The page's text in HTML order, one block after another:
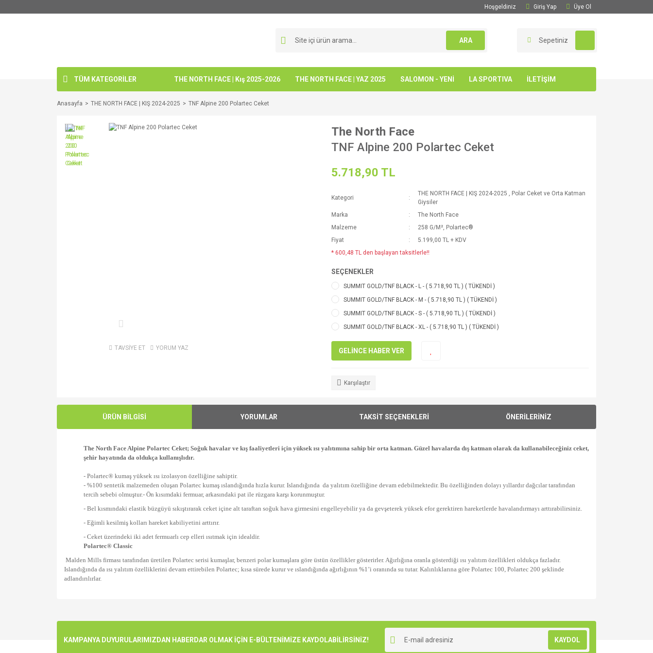
Hoşgeldiniz Giriş Yap Üye Ol
ARA Sepetiniz
TÜM KATEGORİLER THE NORTH FACE | Kış 2025-2026 THE NORTH FACE | YAZ 2025 SALOMON - YENİ LA SPORTIVA İLETİŞİM
Anasayfa THE NORTH FACE | KIŞ 2024-2025 TNF Alpine 200 Polartec Ceket
TAVSİYE ET YORUM YAZ
The North Face
TNF Alpine 200 Polartec Ceket
5.718,90 TL
Kategori
THE NORTH FACE | KIŞ 2024-2025 , Polar Ceket ve Orta Katman
Giysiler
Marka
The North Face
Malzeme
258 G/M², Polartec®
Fiyat
5.199,00 TL + KDV
* 600,48 TL den başlayan taksitlerle!!
SEÇENEKLER
SUMMIT GOLD/TNF BLACK - L - ( 5.718,90 TL ) ( TÜKENDİ )
SUMMIT GOLD/TNF BLACK - M - ( 5.718,90 TL ) ( TÜKENDİ )
SUMMIT GOLD/TNF BLACK - S - ( 5.718,90 TL ) ( TÜKENDİ )
SUMMIT GOLD/TNF BLACK - XL - ( 5.718,90 TL ) ( TÜKENDİ )
GELİNCE HABER VER
Karşılaştır
ÜRÜN BİLGİSİ YORUMLAR TAKSİT SEÇENEKLERİ ÖNERİLERİNİZ
The North Face Alpine Polartec Ceket; Soğuk havalar ve kış faaliyetleri için yüksek ısı yalıtımına sahip bir orta katman. Güzel havalarda dış katman olarak da kullanabileceğiniz ceket,
şehir hayatında da oldukça kullanışlıdır.
- Polartec® kumaş yüksek ısı izolasyon özelliğine sahiptir.
- %100 sentetik malzemeden oluşan Polartec kumaş ıslandığında hızla kurur. Islandığında da yalıtım özelliğine devam edebilmektedir. Bu özelliğinden dolayı yıllardır dağcılar tarafından
tercih sebebi olmuştur.- Ön kısımdaki fermuar, arkasındaki pat ile rüzgara karşı korunmuştur.
- Bel kısmındaki elastik büzgüyü sıkıştırarak ceket içine alt taraftan soğuk hava girmesini engelleyebilir ya da gevşeterek yüksek efor gerektiren hareketlerde havalandırmayı arttırabilirsiniz.
- Eğimli kesilmiş kolları hareket kabiliyetini arttırır.
- Ceket üzerindeki iki adet fermuarlı cep elleri ısıtmak için idealdir.
Polartec® Classic
Malden Mills firması tarafından üretilen Polartec serisi kumaşlar, benzeri polar kumaşlara göre üstün özellikler gösterirler. Ağırlığına oranla gösterdiği ısı yalıtım özellikleri oldukça fazladır.
Islandığında da ısı yalıtım özelliklerini devam ettirebilen Polartec; kısa sürede kurur ve ıslandığında ağırlığının %1’i oranında su tutar. Kalınlıklarına göre Polartec 100, Polartec 200 şeklinde
adlandırılırlar.
Ürün resmi kalitesiz, bozuk veya görüntülenemiyor.
KAMPANYA DUYURULARIMIZDAN HABERDAR OLMAK İÇİN E-BÜLTENİMİZE KAYDOLABİLİRSİNİZ! KAYDOL